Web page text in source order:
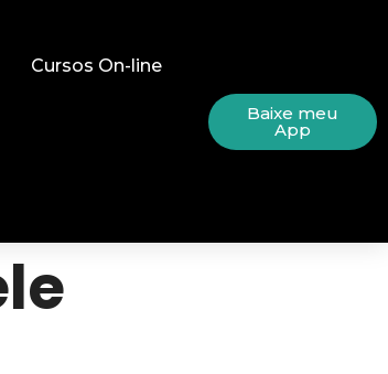
Cursos On-line
Baixe meu
App